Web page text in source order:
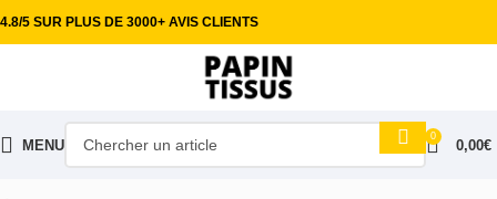
4.8/5 SUR PLUS DE 3000+ AVIS CLIENTS
MENU
0
0,00€